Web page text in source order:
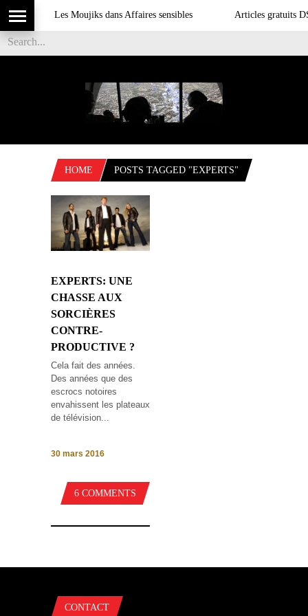
Les Moujiks dans Affaires sensibles Articles gratuits
HOME POSTS TAGGED "EXPERTS"
EXPERTS: UNE
CHASSE AUX
SORCIÈRES
CONTRE-
PRODUCTIVE ?
Cela fait des années.
Des années que des
escrocs notoires
envahissent les plateaux
de télévision...
30 mars 2016
6 COMMENTS
CONTACT